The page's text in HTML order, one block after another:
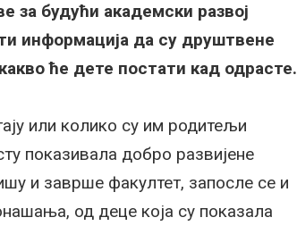
за будући академски развој
информација да су друштвене
ће дете постати кад одрасте.
или колико су им родитељи
показивала добро развијене
и заврше факултет, запосле се и
од деце која су показала